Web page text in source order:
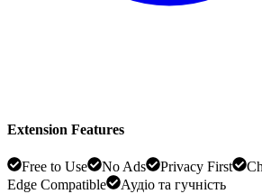
Extension Features
Free to Use No Ads Privacy First
Edge Compatible
Аудіо та гучність